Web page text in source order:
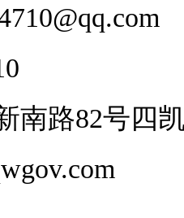
南路82号四